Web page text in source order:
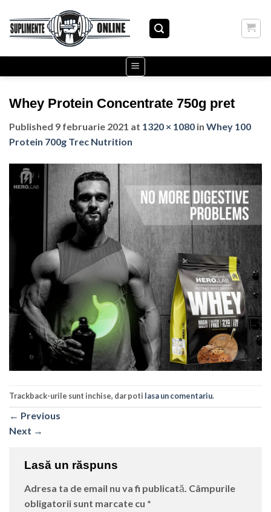
content
Whey Protein Concentrate 750g pret
Published 9 februarie 2021 at 1320 × 1080 in Whey 100
Protein 700g Trec Nutrition
Trackback-urile sunt inchise, dar poti lasa un comentariu.
← Previous
Next →
Lasă un răspuns
Adresa ta de email nu va fi publicată. Câmpurile
obligatorii sunt marcate cu *